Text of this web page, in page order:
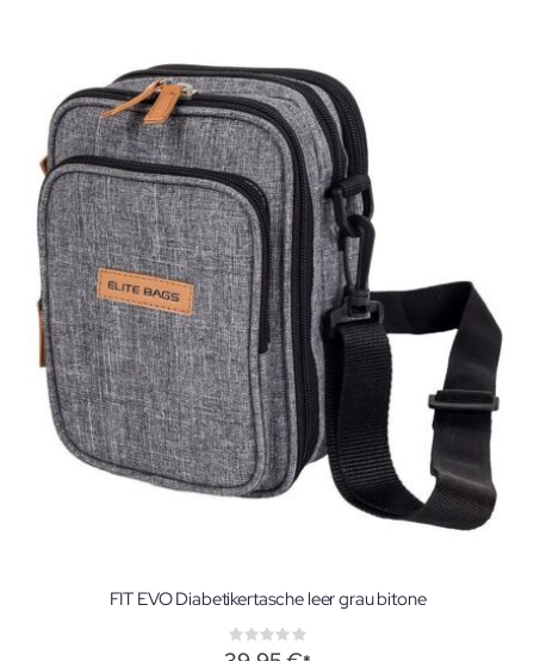
FIT EVO Diabetikertasche leer grau bitone
Rating:
0%